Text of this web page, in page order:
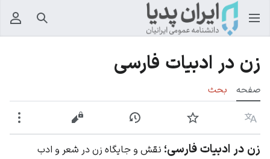
جستجو
زن در ادبیات فارسی
صفحه بحث
زبان پیگیری نمایش تاریخچهنمایش مبدأ
زن در ادبیات فارسی؛ نقش و جایگاه زن در شعر و ادب